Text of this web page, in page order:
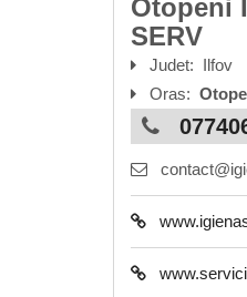
Otopeni
SERV
Judet: Ilfov
Oras: